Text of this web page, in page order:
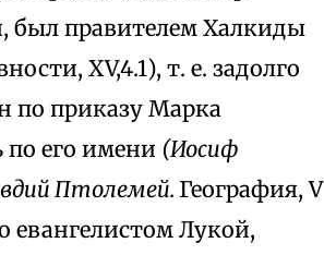
был правителем Халкиды
XV,4.1), т. е. задолго
по приказу Марка
по его имени (Иосиф
Птолемей. География, V
евангелистом Лукой,